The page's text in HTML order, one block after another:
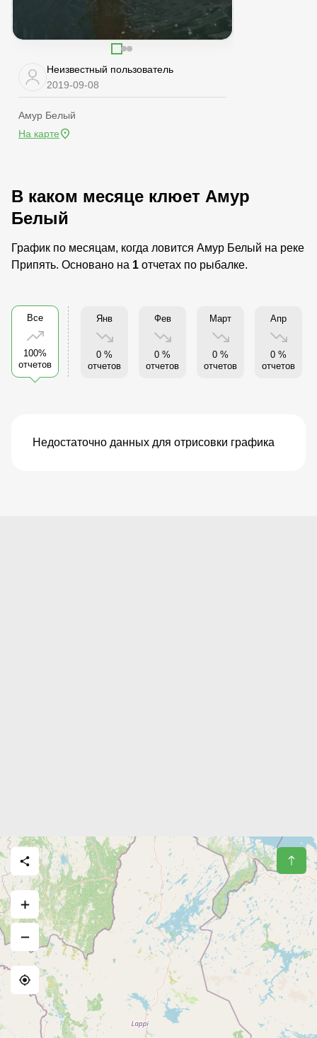
Неизвестный пользователь
2019-09-08
Амур Белый
На карте
В каком месяце клюет Амур
Белый
График по месяцам, когда ловится Амур Белый на реке
Припять. Основано на 1 отчетах по рыбалке.
Все
100%
отчетов
Янв
0 %
отчетов
Фев
0 %
отчетов
Март
0 %
отчетов
Апр
0 %
отчетов
Недостаточно данных для отрисовки графика